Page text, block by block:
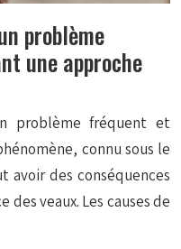
problème
une approche
problème fréquent et
connu sous le
avoir des conséquences
des veaux. Les causes de